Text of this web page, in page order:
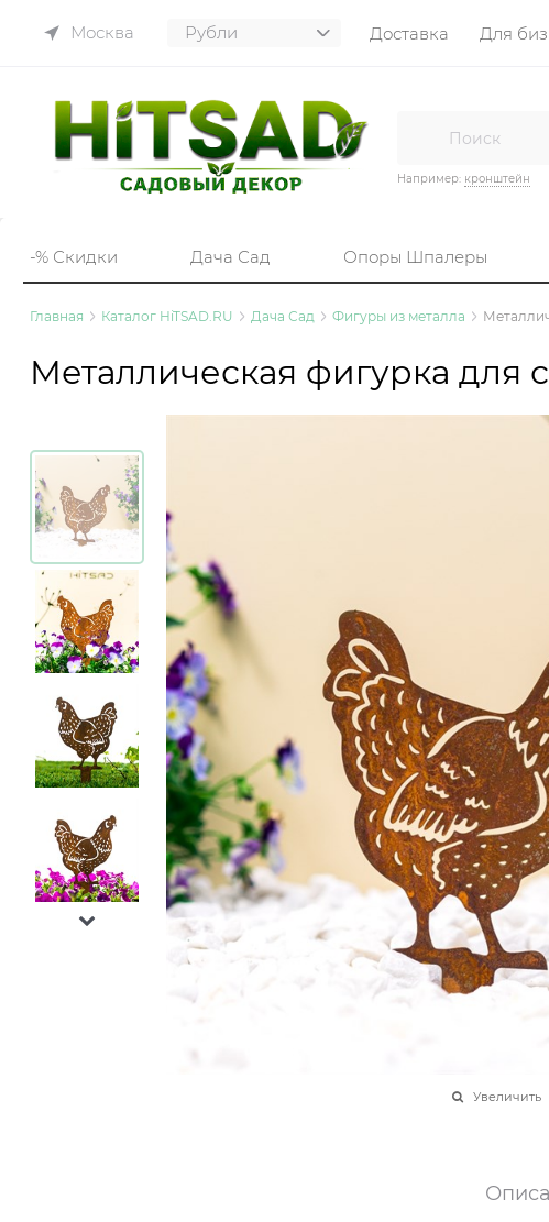
Москва Доставка Для
Например: кронштейн
-% Скидки Дача Сад Опоры Шпалеры
Главная Каталог HiTSAD.RU Дача Сад Фигуры из металла
Металлическая фигурка для
Увеличить